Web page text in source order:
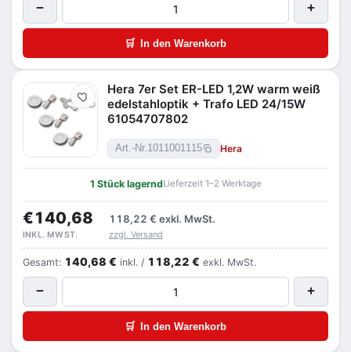
− +
🛒 In den Warenkorb
Merken
Hera 7er Set ER-LED 1,2W warm weiß
edelstahloptik + Trafo LED 24/15W
61054707802
Art.-Nr.1011001115 Hera
1 Stück lagerndLieferzeit 1–2 Werktage
€140,68 118,22 € exkl. MwSt.
INKL. MWST. zzgl. Versand
Gesamt: 140,68 € inkl. / 118,22 € exkl. MwSt.
− +
🛒 In den Warenkorb